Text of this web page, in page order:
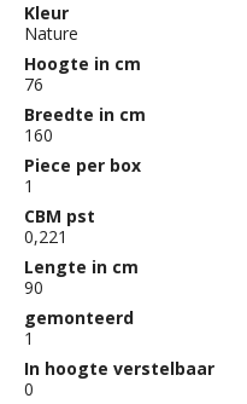
Kleur
Nature
Hoogte in cm
76
Breedte in cm
160
Piece per box
1
CBM pst
0,221
Lengte in cm
90
gemonteerd
1
In hoogte verstelbaar
0